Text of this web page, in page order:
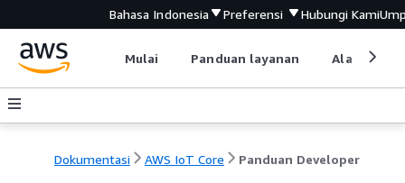
Bahasa Indonesia Preferensi Hubungi Kami
Mulai Panduan layanan Alat
Dokumentasi AWS IoT Core Panduan Developer